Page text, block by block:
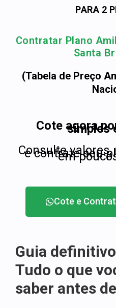
PARA 2
Contratar Plano
Santa
(Tabela de Preço
Cote agora
simples
Consulte
e contrate seu
em
Cote e
Guia
Tudo o que
saber antes